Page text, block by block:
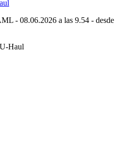
- 08.06.2026 a las 9.54 - desde
U-Haul